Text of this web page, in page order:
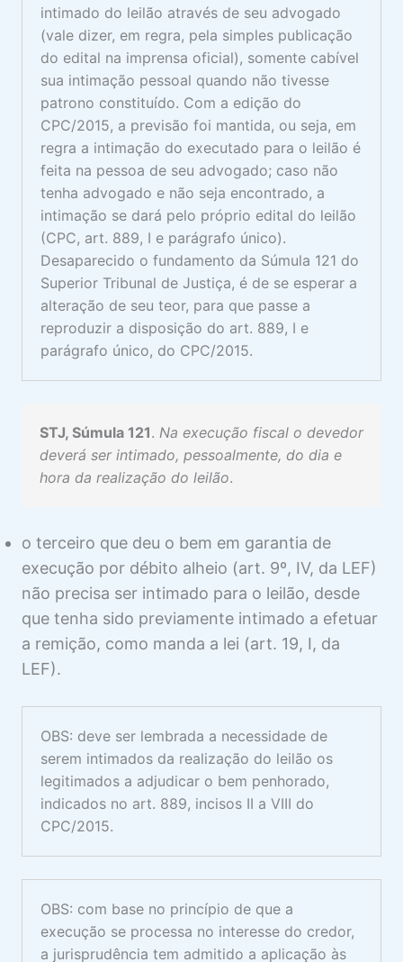
intimado do leilão através de seu advogado
(vale dizer, em regra, pela simples publicação
do edital na imprensa oficial), somente cabível
sua intimação pessoal quando não tivesse
patrono constituído. Com a edição do
CPC/2015, a previsão foi mantida, ou seja, em
regra a intimação do executado para o leilão é
feita na pessoa de seu advogado; caso não
tenha advogado e não seja encontrado, a
intimação se dará pelo próprio edital do leilão
(CPC, art. 889, I e parágrafo único).
Desaparecido o fundamento da Súmula 121 do
Superior Tribunal de Justiça, é de se esperar a
alteração de seu teor, para que passe a
reproduzir a disposição do art. 889, I e
parágrafo único, do CPC/2015.
STJ, Súmula 121. Na execução fiscal o devedor
deverá ser intimado, pessoalmente, do dia e
hora da realização do leilão.
o terceiro que deu o bem em garantia de
execução por débito alheio (art. 9º, IV, da LEF)
não precisa ser intimado para o leilão, desde
que tenha sido previamente intimado a efetuar
a remição, como manda a lei (art. 19, I, da
LEF).
OBS: deve ser lembrada a necessidade de
serem intimados da realização do leilão os
legitimados a adjudicar o bem penhorado,
indicados no art. 889, incisos II a VIII do
CPC/2015.
OBS: com base no princípio de que a
execução se processa no interesse do credor,
a jurisprudência tem admitido a aplicação às